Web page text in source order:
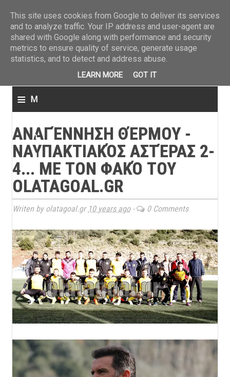
≡ M
n
u
ΑΝΑΓΈΝΝΗΣΗ ΘΈΡΜΟΥ -
ΝΑΥΠΑΚΤΙΑΚΌΣ ΑΣΤΈΡΑΣ 2-
4... ΜΕ ΤΟΝ ΦΑΚΌ ΤΟΥ
OLATAGOAL.GR
Writen by olatagoal.gr 10 years ago- 0 Comments
This site uses cookies from Google to deliver its services
and to analyze traffic. Your IP address and user-agent are
shared with Google along with performance and security
metrics to ensure quality of service, generate usage
statistics, and to detect and address abuse.
LEARN MORE GOT IT